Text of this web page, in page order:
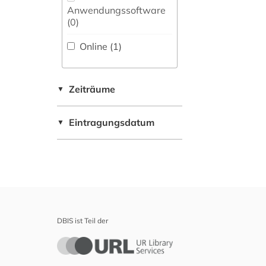
Maschinenbau (0)
Kommunikationswissenschaften,
Medizin (0)
Militärwissenschaft
(0)
Philosophie (0)
Zeitungs-,
Zeitschriftenbibliographie
(0
Anwendungssoftware
(0)
Online (1)
▼ Zeiträume
▼ Eintragungsdatum
DBIS ist Teil der